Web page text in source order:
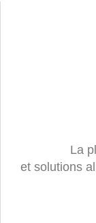
La
et solutions